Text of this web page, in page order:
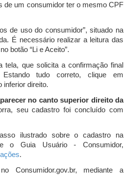
de um consumidor ter o mesmo CPF
de uso do consumidor”, situado na
É necessário realizar a leitura das
botão “Li e Aceito”.
tela, que solicita a confirmação final
tudo correto, clique em
inferior direito.
no canto superior direito da
seu cadastro foi concluído com
ilustrado sobre o cadastro na
o Guia Usuário - Consumidor,
.
Consumidor.gov.br, mediante a